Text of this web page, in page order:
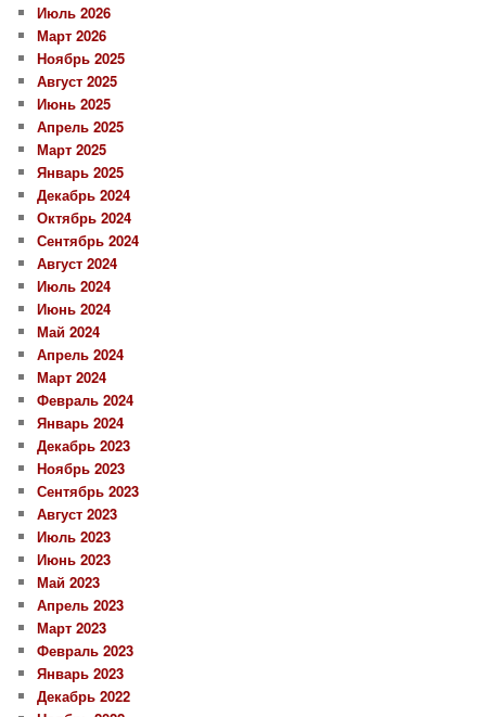
Июль 2026
Март 2026
Ноябрь 2025
Август 2025
Июнь 2025
Апрель 2025
Март 2025
Январь 2025
Декабрь 2024
Октябрь 2024
Сентябрь 2024
Август 2024
Июль 2024
Июнь 2024
Май 2024
Апрель 2024
Март 2024
Февраль 2024
Январь 2024
Декабрь 2023
Ноябрь 2023
Сентябрь 2023
Август 2023
Июль 2023
Июнь 2023
Май 2023
Апрель 2023
Март 2023
Февраль 2023
Январь 2023
Декабрь 2022